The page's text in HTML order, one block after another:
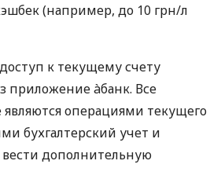
(например, до 10 грн/л
к текущему счету
приложение àбанк. Все
операциями текущего
бухгалтерский учет и
дополнительную